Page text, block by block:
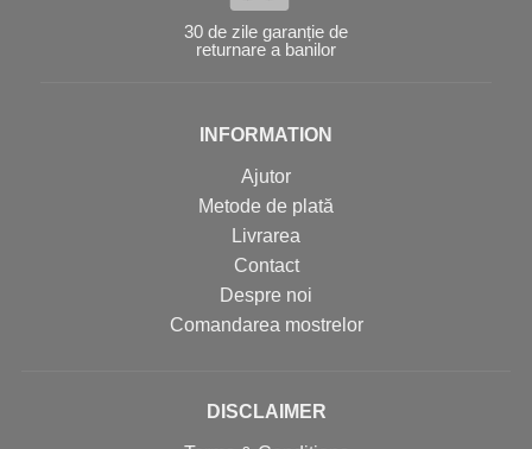
30 de zile garanție de
returnare a banilor
INFORMATION
Ajutor
Metode de plată
Livrarea
Contact
Despre noi
Comandarea mostrelor
DISCLAIMER